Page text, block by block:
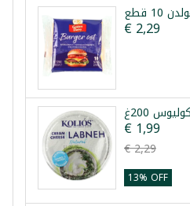
قطع
€ 2,29
200غ
€ 1,99
€ 2,29
13% OFF